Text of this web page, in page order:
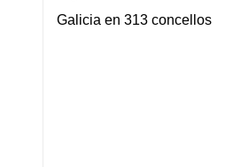
Galicia en 313 concellos